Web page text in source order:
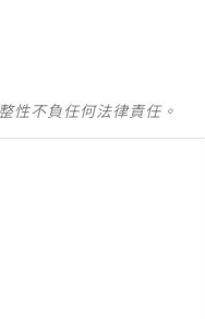
性不負任何法律責任。